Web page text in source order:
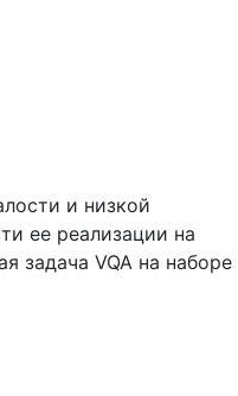
и низкой
ее реализации на
задача VQA на наборе